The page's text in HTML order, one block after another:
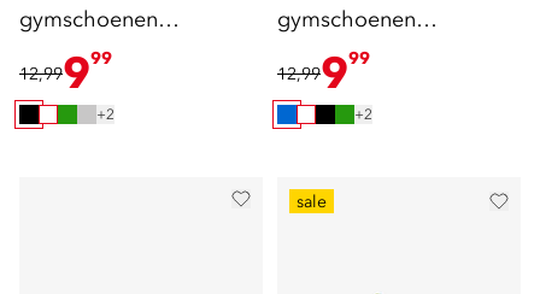
gymschoenen
klittenband zwart
12,99999
+2
gymschoenen
klittenband blauw
12,99999
+2
sale